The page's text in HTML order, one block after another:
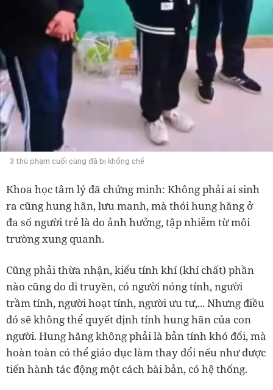
3 thủ phạm cuối cùng đã bị khống chế
Khoa học tâm lý đã chứng minh: Không phải ai sinh
ra cũng hung hãn, lưu manh, mà thói hung hăng ở
đa số người trẻ là do ảnh hưởng, tập nhiễm từ môi
trường xung quanh.
Cũng phải thừa nhận, kiểu tính khí (khí chất) phần
nào cũng do di truyền, có người nóng tính, người
trầm tính, người hoạt tính, người ưu tư,... Nhưng điều
đó sẽ không thể quyết định tính hung hãn của con
người. Hung hăng không phải là bản tính khó đổi, mà
hoàn toàn có thể giáo dục làm thay đổi nếu như được
tiến hành tác động một cách bài bản, có hệ thống.